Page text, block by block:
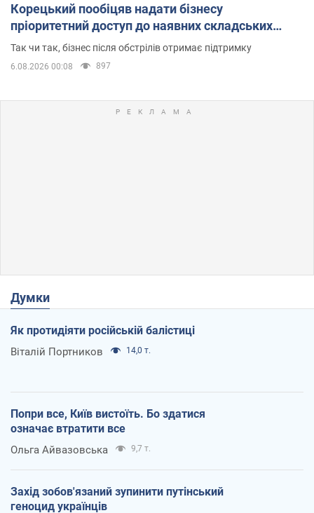
Корецький пообіцяв надати бізнесу
пріоритетний доступ до наявних складських
приміщень
Так чи так, бізнес після обстрілів отримає підтримку
6.08.2026 00:08 897
Думки
Як протидіяти російській балістиці
Віталій Портников 14,0 т.
Попри все, Київ вистоїть. Бо здатися
означає втратити все
Ольга Айвазовська 9,7 т.
Захід зобов'язаний зупинити путінський
геноцид українців